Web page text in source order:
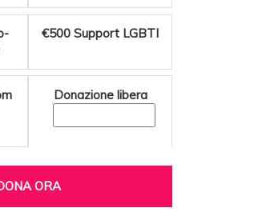
€500 Support LGBTI
Donazione libera
ORA